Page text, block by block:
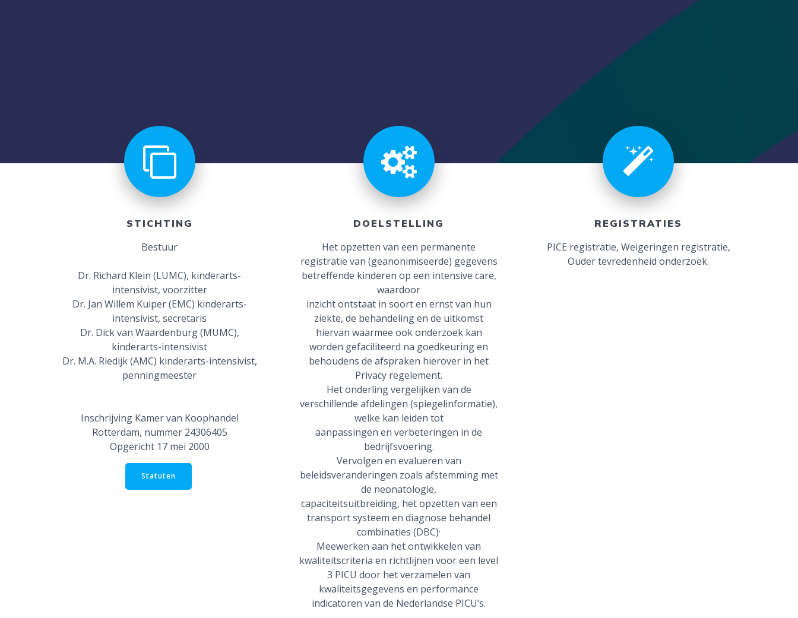
STICHTING
Bestuur
Dr. Richard Klein (LUMC), kinderarts-
intensivist, voorzitter
Dr. Jan Willem Kuiper (EMC) kinderarts-
intensivist, secretaris
Dr. Dick van Waardenburg (MUMC),
kinderarts-intensivist
Dr. M.A. Riedijk (AMC) kinderarts-intensivist,
penningmeester
Inschrijving Kamer van Koophandel
Rotterdam, nummer 24306405
Opgericht 17 mei 2000
Statuten
DOELSTELLING
Het opzetten van een permanente
registratie van (geanonimiseerde) gegevens
betreffende kinderen op een intensive care,
waardoor
inzicht ontstaat in soort en ernst van hun
ziekte, de behandeling en de uitkomst
hiervan waarmee ook onderzoek kan
worden gefaciliteerd na goedkeuring en
behoudens de afspraken hierover in het
Privacy regelement.
Het onderling vergelijken van de
verschillende afdelingen (spiegelinformatie),
welke kan leiden tot
aanpassingen en verbeteringen in de
bedrijfsvoering.
Vervolgen en evalueren van
beleidsveranderingen zoals afstemming met
de neonatologie,
capaciteitsuitbreiding, het opzetten van een
transport systeem en diagnose behandel
combinaties (DBC)·
Meewerken aan het ontwikkelen van
kwaliteitscriteria en richtlijnen voor een level
3 PICU door het verzamelen van
kwaliteitsgegevens en performance
indicatoren van de Nederlandse PICU’s.
REGISTRATIES
PICE registratie, Weigeringen registratie,
Ouder tevredenheid onderzoek.